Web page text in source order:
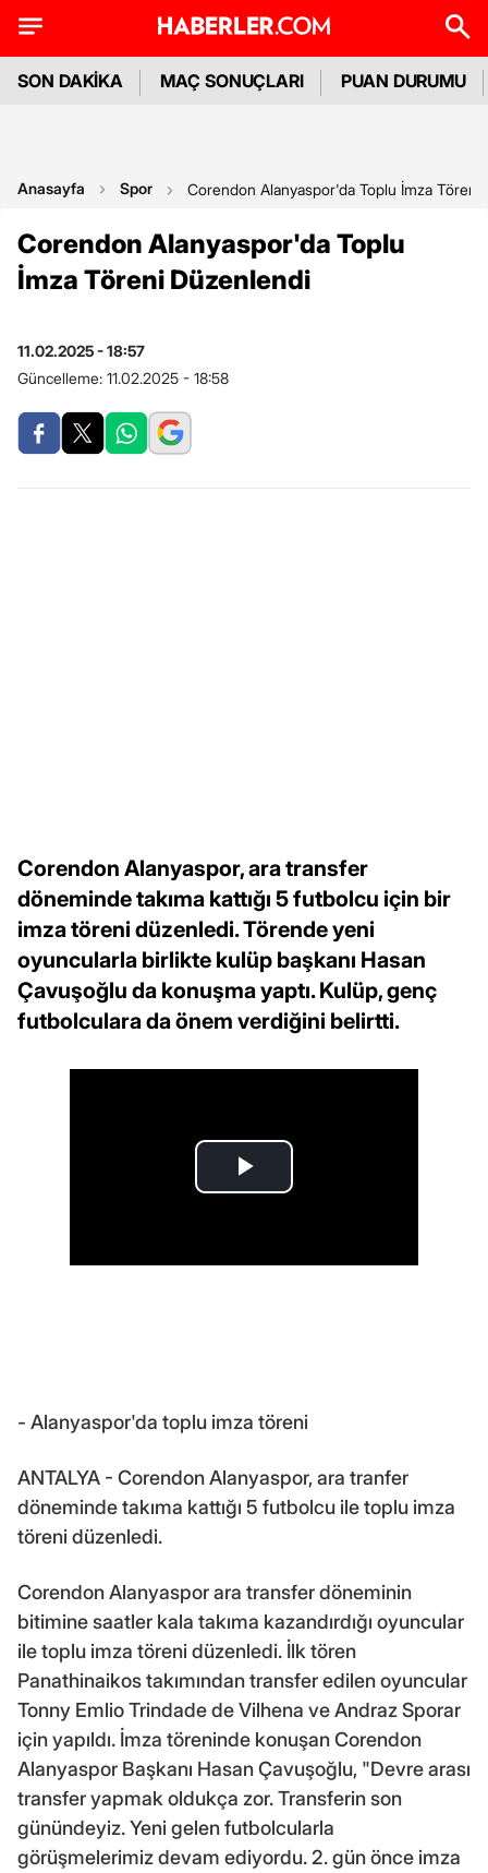
SON DAKİKA MAÇ SONUÇLARI PUAN DURUMU
Anasayfa Spor Corendon Alanyaspor'da Toplu İmza Töreni
Corendon Alanyaspor'da Toplu
İmza Töreni Düzenlendi
11.02.2025 - 18:57
Güncelleme: 11.02.2025 - 18:58
Corendon Alanyaspor, ara transfer
döneminde takıma kattığı 5 futbolcu için bir
imza töreni düzenledi. Törende yeni
oyuncularla birlikte kulüp başkanı Hasan
Çavuşoğlu da konuşma yaptı. Kulüp, genç
futbolculara da önem verdiğini belirtti.
- Alanyaspor'da toplu imza töreni
ANTALYA - Corendon Alanyaspor, ara tranfer
döneminde takıma kattığı 5 futbolcu ile toplu imza
töreni düzenledi.
Corendon Alanyaspor ara transfer döneminin
bitimine saatler kala takıma kazandırdığı oyuncular
ile toplu imza töreni düzenledi. İlk tören
Panathinaikos takımından transfer edilen oyuncular
Tonny Emlio Trindade de Vilhena ve Andraz Sporar
için yapıldı. İmza töreninde konuşan Corendon
Alanyaspor Başkanı Hasan Çavuşoğlu, "Devre arası
transfer yapmak oldukça zor. Transferin son
günündeyiz. Yeni gelen futbolcularla
görüşmelerimiz devam ediyordu. 2. gün önce imza